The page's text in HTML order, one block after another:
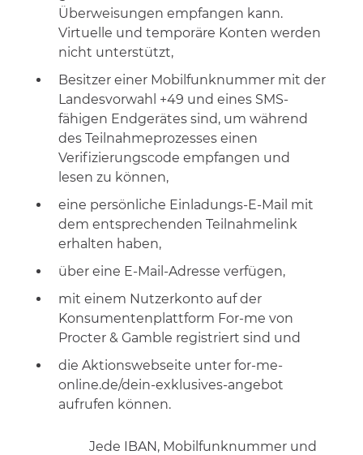
Überweisungen empfangen kann.
Virtuelle und temporäre Konten werden
nicht unterstützt,
Besitzer einer Mobilfunknummer mit der
Landesvorwahl +49 und eines SMS-
fähigen Endgerätes sind, um während
des Teilnahmeprozesses einen
Verifizierungscode empfangen und
lesen zu können,
eine persönliche Einladungs-E-Mail mit
dem entsprechenden Teilnahmelink
erhalten haben,
über eine E-Mail-Adresse verfügen,
mit einem Nutzerkonto auf der
Konsumentenplattform For-me von
Procter & Gamble registriert sind und
die Aktionswebseite unter for-me-
online.de/dein-exklusives-angebot
aufrufen können.
Jede IBAN, Mobilfunknummer und